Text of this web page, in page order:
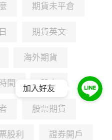
期貨未平倉
期貨英文
海外期貨
間 股息
股票期貨
股利 證券開戶
加入好友